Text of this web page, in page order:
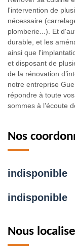
l'intervention de
nécessaire
plomberie...). Et
durable, et les
ainsi que
et disposant de
de la rénovation
notre entreprise
répondre à toute
sommes à l’écoute
Nos
indisponible
indisponible
Nous